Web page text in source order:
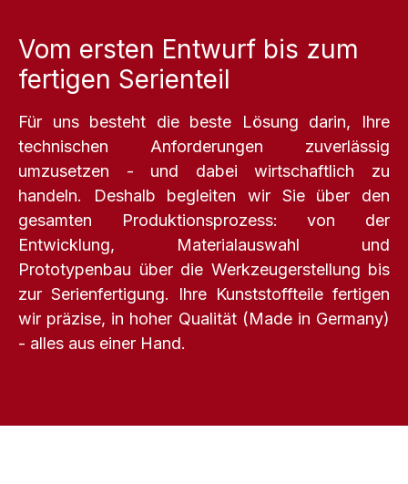
Vom ersten Entwurf bis zum
Für uns besteht die beste Lösung darin, Ihre
technischen Anforderungen zuverlässig
umzusetzen - und dabei wirtschaftlich zu
handeln. Deshalb begleiten wir Sie über den
gesamten Produktionsprozess: von der
Entwicklung, Materialauswahl und
Prototypenbau über die Werkzeugerstellung bis
zur Serienfertigung. Ihre Kunststoffteile fertigen
wir präzise, in hoher Qualität (Made in Germany)
- alles aus einer Hand.